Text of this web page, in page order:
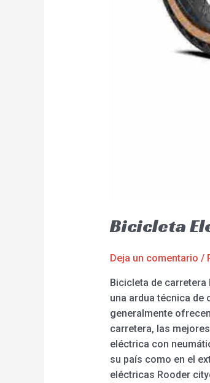
Bicicleta
Deja un comentario /
Bicicleta de
una ardua técnica
generalmente
carretera, las
eléctrica con
su país como en el
eléctricas Rooder